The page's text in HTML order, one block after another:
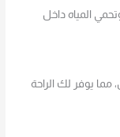
المياه داخل
يوفر لك الراحة